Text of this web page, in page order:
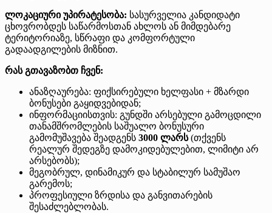
ლოკაციური უპირატესობა: სასურველია კანდიდატი
ცხოვრობდეს საწარმოსთან ახლოს ან მიმდებარე
ტერიტორიაზე, სწრაფი და კომფორტული
გადაადგილების მიზნით.
რას გთავაზობთ ჩვენ:
ანაზღაურება: ფიქსირებული ხელფასი + მზარდი
ბონუსები გაყიდვებიდან;
ინფორმაციისთვის: გუნდში არსებული გამოცდილი
თანამშრომლების საშუალო ბონუსური
გამომუშავება შეადგენს 3000 ლარს(თქვენს
რეალურ შედეგზე დამოკიდებულებით, ლიმიტი არ
არსებობს);
მეგობრულ, დინამიკურ და სტაბილურ სამუშაო
გარემოს;
პროფესიული ზრდისა და განვითარების
შესაძლებლობას.